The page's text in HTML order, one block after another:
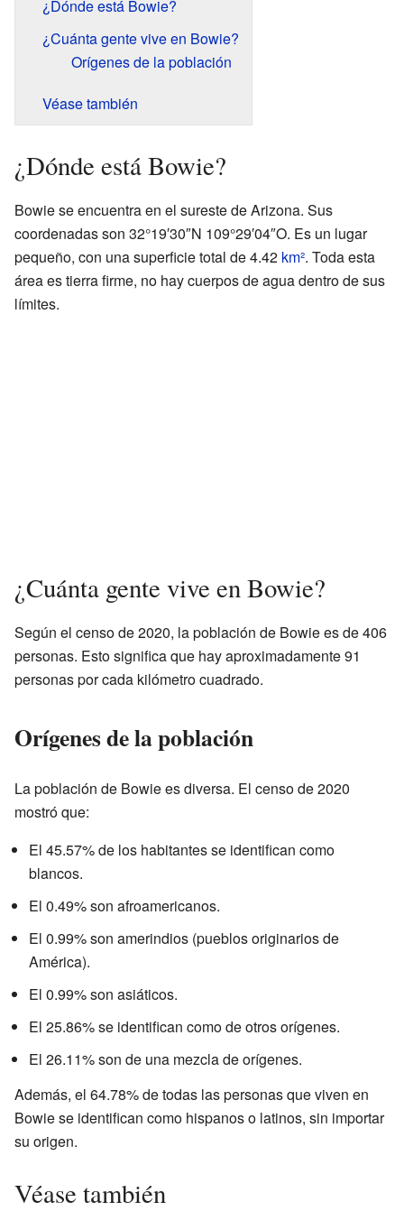
¿Dónde está Bowie?
¿Cuánta gente vive en Bowie?
Orígenes de la población
Véase también
¿Dónde está Bowie?
Bowie se encuentra en el sureste de Arizona. Sus
coordenadas son 32°19′30″N 109°29′04″O. Es un lugar
pequeño, con una superficie total de 4.42 km². Toda esta
área es tierra firme, no hay cuerpos de agua dentro de sus
límites.
¿Cuánta gente vive en Bowie?
Según el censo de 2020, la población de Bowie es de 406
personas. Esto significa que hay aproximadamente 91
personas por cada kilómetro cuadrado.
Orígenes de la población
La población de Bowie es diversa. El censo de 2020
mostró que:
El 45.57% de los habitantes se identifican como
blancos.
El 0.49% son afroamericanos.
El 0.99% son amerindios (pueblos originarios de
América).
El 0.99% son asiáticos.
El 25.86% se identifican como de otros orígenes.
El 26.11% son de una mezcla de orígenes.
Además, el 64.78% de todas las personas que viven en
Bowie se identifican como hispanos o latinos, sin importar
su origen.
Véase también